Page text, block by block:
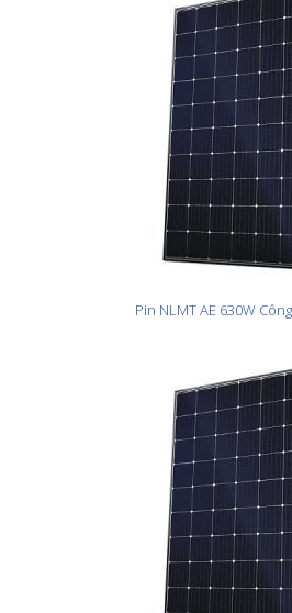
Pin NLMT AE 630W